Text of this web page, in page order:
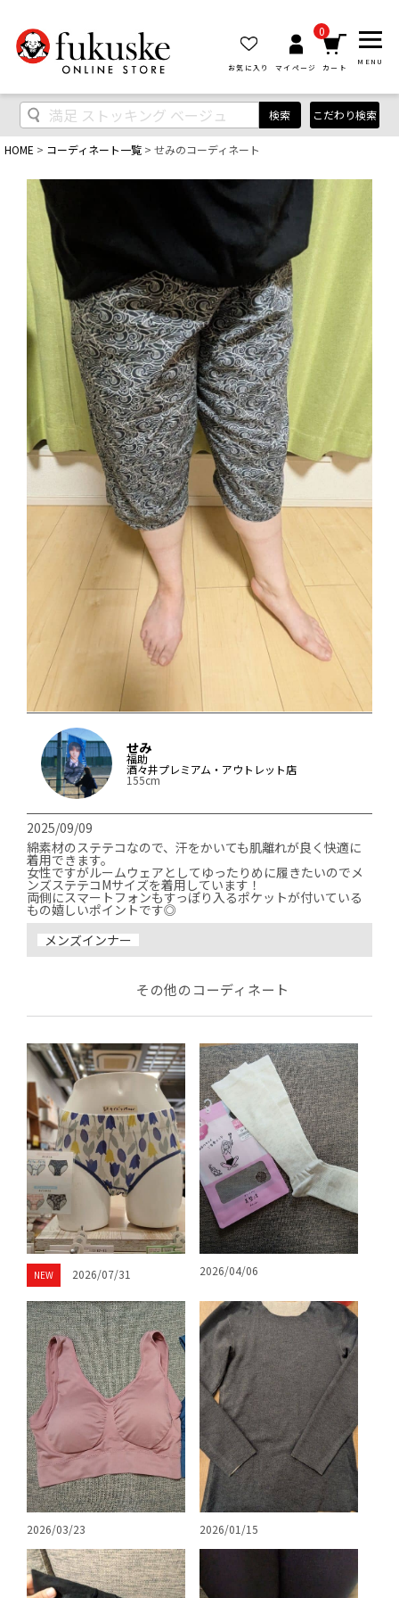
お気に入り マイページ
0
カート
MENU
検索 こだわり検索
HOME コーディネート一覧 せみのコーディネート
せみ
福助
酒々井プレミアム・アウトレット店
155cm
2025/09/09
綿素材のステテコなので、汗をかいても肌離れが良く快適に
着用できます。
女性ですがルームウェアとしてゆったりめに履きたいのでメ
ンズステテコMサイズを着用しています！
両側にスマートフォンもすっぽり入るポケットが付いている
もの嬉しいポイントです◎
メンズインナー
その他のコーディネート
NEW 2026/07/31 2026/04/06
2026/03/23 2026/01/15